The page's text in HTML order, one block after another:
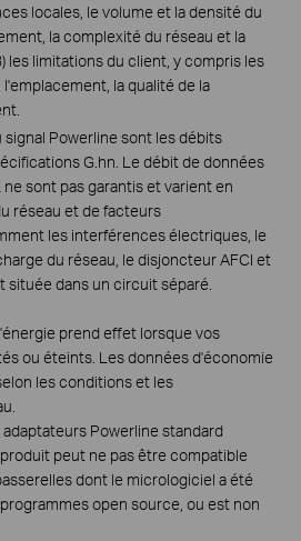
locales, le volume et la densité du
la complexité du réseau et la
les limitations du client, y compris les
la qualité de la
signal Powerline sont les débits
G.hn. Le débit de données
sont pas garantis et varient en
réseau et de facteurs
les interférences électriques, le
du réseau, le disjoncteur AFCI et
située dans un circuit séparé.
prend effet lorsque vos
ou éteints. Les données d'économie
les conditions et les
Powerline standard
peut ne pas être compatible
dont le micrologiciel a été
open source, ou est non